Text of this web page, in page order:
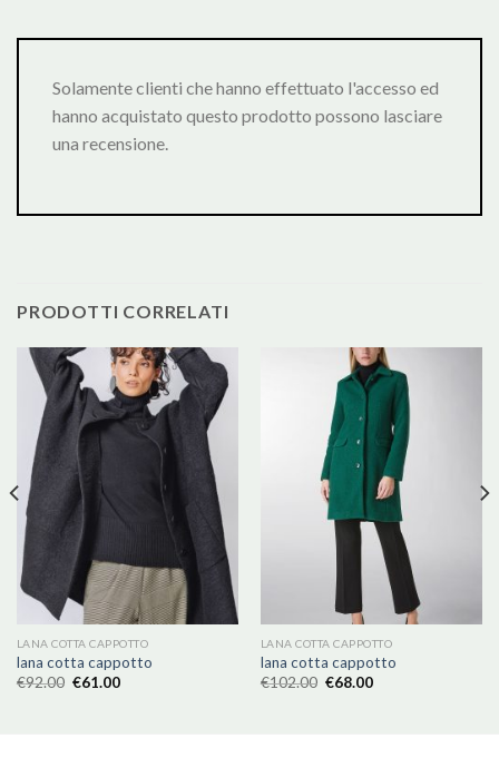
Solamente clienti che hanno effettuato l'accesso ed
hanno acquistato questo prodotto possono lasciare
una recensione.
PRODOTTI CORRELATI
LANA COTTA CAPPOTTO
lana cotta cappotto
€92.00 €61.00
LANA COTTA CAPPOTTO
lana cotta cappotto
€102.00 €68.00